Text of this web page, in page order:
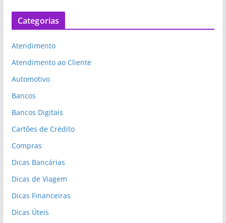
Categorias
Atendimento
Atendimento ao Cliente
Automotivo
Bancos
Bancos Digitais
Cartões de Crédito
Compras
Dicas Bancárias
Dicas de Viagem
Dicas Financeiras
Dicas Úteis